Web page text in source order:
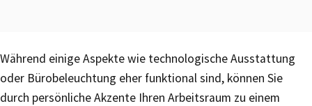
Während einige Aspekte wie technologische Ausstattung
oder Bürobeleuchtung eher funktional sind, können Sie
durch persönliche Akzente Ihren Arbeitsraum zu einem